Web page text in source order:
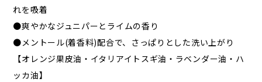
れを吸着
●爽やかなジュニパーとライムの香り
●メントール(着香料)配合で、さっぱりとした洗い上がり
【オレンジ果皮油・イタリアイトスギ油・ラベンダー油・ハ
ッカ油】